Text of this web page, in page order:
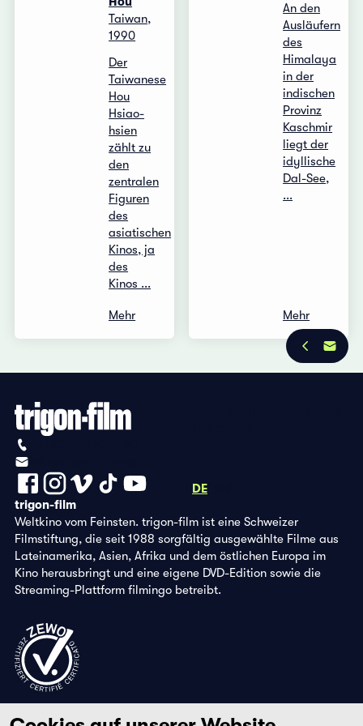
Taiwan,
1990
Der
Taiwanese
Hou
Hsiao-
hsien
zählt zu
den
zentralen
Figuren
des
asiatischen
Kinos, ja
des
Kinos ...
Mehr
An den
Ausläufern
des
Himalaya
in der
indischen
Provinz
Kaschmir
liegt der
idyllische
Dal-See,
...
Mehr
DE
trigon-film
Weltkino vom Feinsten. trigon-film ist eine Schweizer
Filmstiftung, die seit 1988 sorgfältig ausgewählte Filme aus
Lateinamerika, Asien, Afrika und dem östlichen Europa im
Kino herausbringt und eine eigene DVD-Edition sowie die
Streaming-Plattform filmingo betreibt.